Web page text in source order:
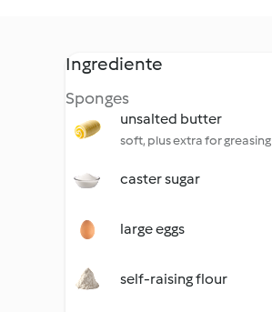
Ingrediente
Sponges
unsalted butter
soft, plus extra for greasing
caster sugar
large eggs
self-raising flour